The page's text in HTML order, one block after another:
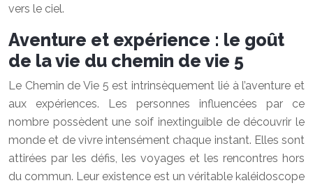
vers le ciel.
Aventure et expérience : le goût
de la vie du chemin de vie 5
Le Chemin de Vie 5 est intrinsèquement lié à l’aventure et
aux expériences. Les personnes influencées par ce
nombre possèdent une soif inextinguible de découvrir le
monde et de vivre intensément chaque instant. Elles sont
attirées par les défis, les voyages et les rencontres hors
du commun. Leur existence est un véritable kaléidoscope